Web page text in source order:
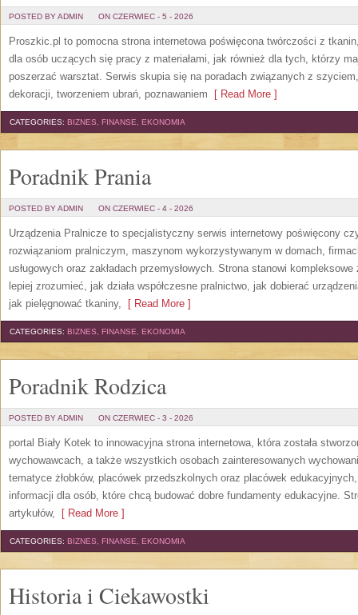
POSTED BY ADMIN ON CZERWIEC - 5 - 2026
Proszkic.pl to pomocna strona internetowa poświęcona twórczości z
dla osób uczących się pracy z materiałami, jak również dla tych, którzy
poszerzać warsztat. Serwis skupia się na poradach związanych z
dekoracji, tworzeniem ubrań, poznawaniem [ Read More ]
CATEGORIES: BIZNES, FINANSE, EKONOMIA
Poradnik Prania
POSTED BY ADMIN ON CZERWIEC - 4 - 2026
Urządzenia Pralnicze to specjalistyczny serwis internetowy poświęcony
rozwiązaniom pralniczym, maszynom wykorzystywanym w domach,
usługowych oraz zakładach przemysłowych. Strona stanowi
lepiej zrozumieć, jak działa współczesne pralnictwo, jak dobierać
jak pielęgnować tkaniny, [ Read More ]
CATEGORIES: BIZNES, FINANSE, EKONOMIA
Poradnik Rodzica
POSTED BY ADMIN ON CZERWIEC - 3 - 2026
portal Biały Kotek to innowacyjna strona internetowa, która została
wychowawcach, a także wszystkich osobach zainteresowanych
tematyce żłobków, placówek przedszkolnych oraz placówek
informacji dla osób, które chcą budować dobre fundamenty edukacyjne.
artykułów, [ Read More ]
CATEGORIES: BIZNES, FINANSE, EKONOMIA
Historia i Ciekawostki